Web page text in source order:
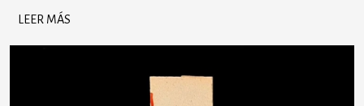
LEER MÁS